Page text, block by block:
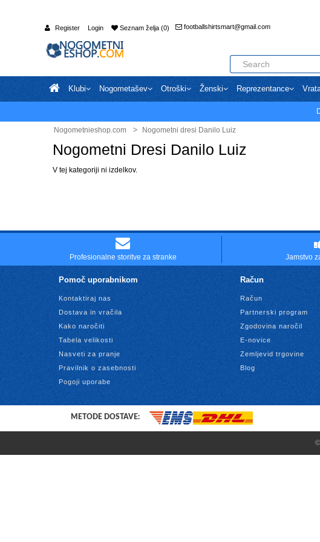
Register Login Seznam želja (0) footballshirtsmart@gmail.com
Klubi Nogometašev Otroški Ženski Reprezentance
Nogometnieshop.com Nogometni dresi Danilo Luiz
Nogometni Dresi Danilo Luiz
V tej kategoriji ni izdelkov.
Profesionalne storitve za stranke Jamstvo
Pomoč uporabnikom
Kontaktiraj nas
Dostava in vračila
Kako naročiti
Tabela velikosti
Nasveti za pranje
Pravilnik o zasebnosti
Pogoji uporabe
Račun
Račun
Partnerski program
Zgodovina naročil
E-novice
Zemljevid trgovine
Blog
METODE DOSTAVE: